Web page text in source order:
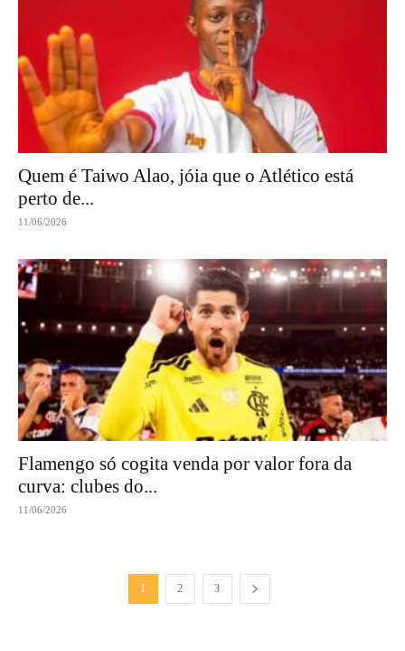
Quem é Taiwo Alao, jóia que o Atlético está
perto de...
11/06/2026
Flamengo só cogita venda por valor fora da
curva: clubes do...
11/06/2026
1 2 3